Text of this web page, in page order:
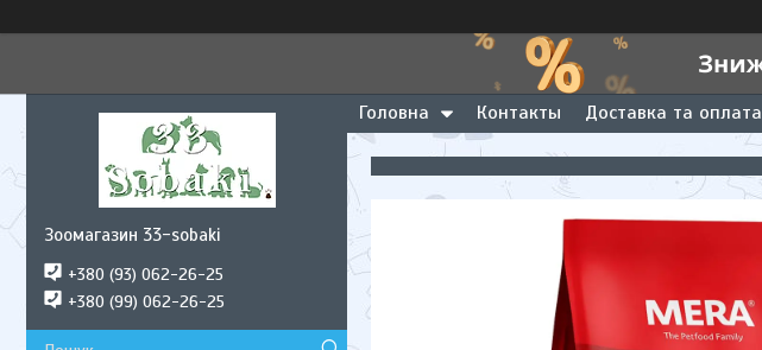
Головна Контакты Доставка та оплата
Зоомагазин 33-sobaki
+380 (93) 062-26-25
+380 (99) 062-26-25